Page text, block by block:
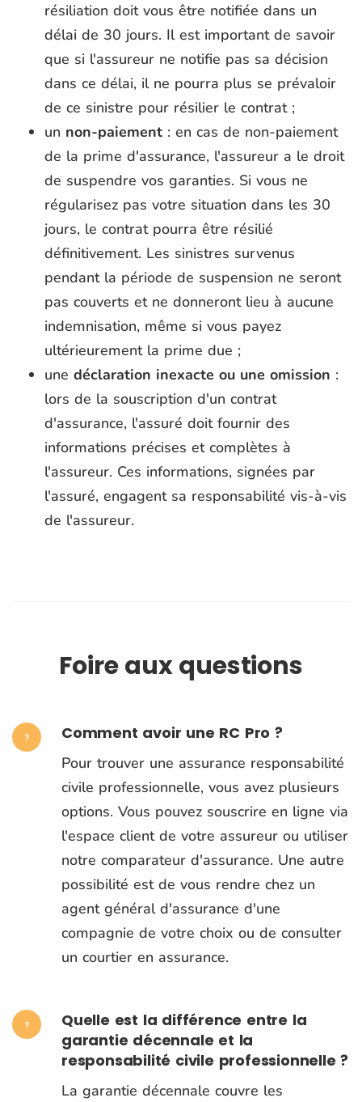
résiliation doit vous être notifiée dans un
délai de 30 jours. Il est important de savoir
que si l'assureur ne notifie pas sa décision
dans ce délai, il ne pourra plus se prévaloir
de ce sinistre pour résilier le contrat ;
un non-paiement : en cas de non-paiement
de la prime d'assurance, l'assureur a le droit
de suspendre vos garanties. Si vous ne
régularisez pas votre situation dans les 30
jours, le contrat pourra être résilié
définitivement. Les sinistres survenus
pendant la période de suspension ne seront
pas couverts et ne donneront lieu à aucune
indemnisation, même si vous payez
ultérieurement la prime due ;
une déclaration inexacte ou une omission :
lors de la souscription d'un contrat
d'assurance, l'assuré doit fournir des
informations précises et complètes à
l'assureur. Ces informations, signées par
l'assuré, engagent sa responsabilité vis-à-vis
de l'assureur.
Foire aux questions
Comment avoir une RC Pro ?
Pour trouver une assurance responsabilité
civile professionnelle, vous avez plusieurs
options. Vous pouvez souscrire en ligne via
l'espace client de votre assureur ou utiliser
notre comparateur d'assurance. Une autre
possibilité est de vous rendre chez un
agent général d'assurance d'une
compagnie de votre choix ou de consulter
un courtier en assurance.
Quelle est la différence entre la
garantie décennale et la
responsabilité civile professionnelle ?
La garantie décennale couvre les